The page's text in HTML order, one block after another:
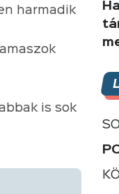
harmadik
is sok